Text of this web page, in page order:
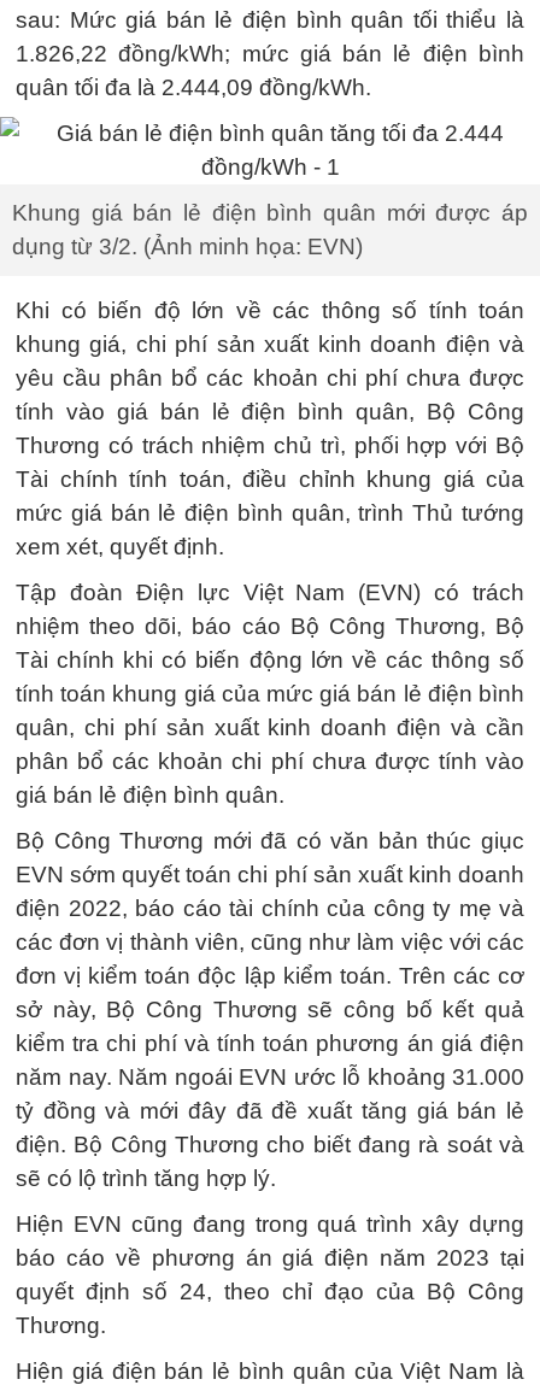
sau: Mức giá bán lẻ điện bình quân tối thiểu là
1.826,22 đồng/kWh; mức giá bán lẻ điện bình
quân tối đa là 2.444,09 đồng/kWh.
Khung giá bán lẻ điện bình quân mới được áp
dụng từ 3/2. (Ảnh minh họa: EVN)
Khi có biến độ lớn về các thông số tính toán
khung giá, chi phí sản xuất kinh doanh điện và
yêu cầu phân bổ các khoản chi phí chưa được
tính vào giá bán lẻ điện bình quân, Bộ Công
Thương có trách nhiệm chủ trì, phối hợp với Bộ
Tài chính tính toán, điều chỉnh khung giá của
mức giá bán lẻ điện bình quân, trình Thủ tướng
xem xét, quyết định.
Tập đoàn Điện lực Việt Nam (EVN) có trách
nhiệm theo dõi, báo cáo Bộ Công Thương, Bộ
Tài chính khi có biến động lớn về các thông số
tính toán khung giá của mức giá bán lẻ điện bình
quân, chi phí sản xuất kinh doanh điện và cần
phân bổ các khoản chi phí chưa được tính vào
giá bán lẻ điện bình quân.
Bộ Công Thương mới đã có văn bản thúc giục
EVN sớm quyết toán chi phí sản xuất kinh doanh
điện 2022, báo cáo tài chính của công ty mẹ và
các đơn vị thành viên, cũng như làm việc với các
đơn vị kiểm toán độc lập kiểm toán. Trên các cơ
sở này, Bộ Công Thương sẽ công bố kết quả
kiểm tra chi phí và tính toán phương án giá điện
năm nay. Năm ngoái EVN ước lỗ khoảng 31.000
tỷ đồng và mới đây đã đề xuất tăng giá bán lẻ
điện. Bộ Công Thương cho biết đang rà soát và
sẽ có lộ trình tăng hợp lý.
Hiện EVN cũng đang trong quá trình xây dựng
báo cáo về phương án giá điện năm 2023 tại
quyết định số 24, theo chỉ đạo của Bộ Công
Thương.
Hiện giá điện bán lẻ bình quân của Việt Nam là